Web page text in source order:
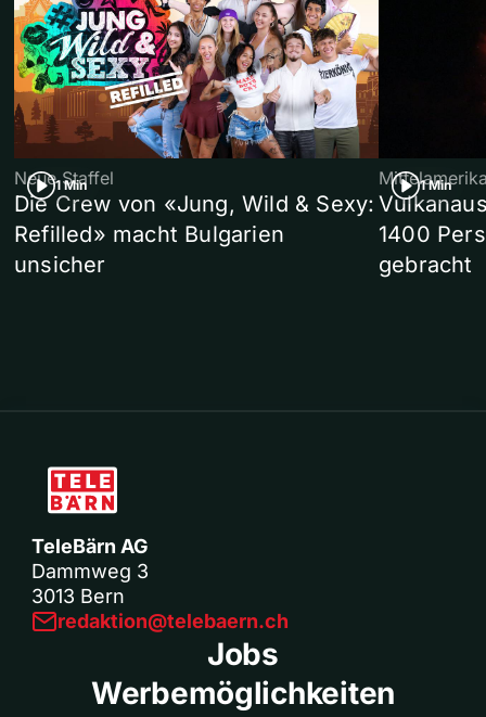
1 Min
Neue Staffel
Die Crew von «Jung, Wild & Sexy:
Refilled» macht Bulgarien
unsicher
1 Min
1400
gebracht
TeleBärn AG
Dammweg 3
3013 Bern
redaktion@telebaern.ch
Jobs
Werbemöglichkeiten